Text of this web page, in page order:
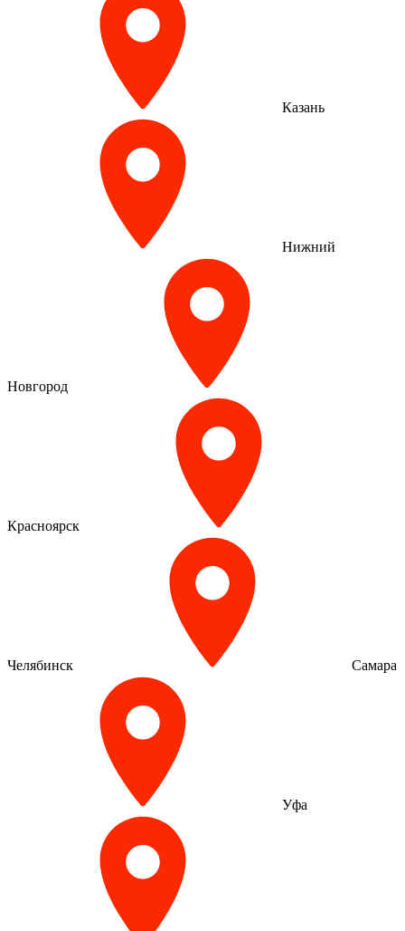
Казань
Нижний
Новгород
Красноярск
Челябинск Самара
Уфа